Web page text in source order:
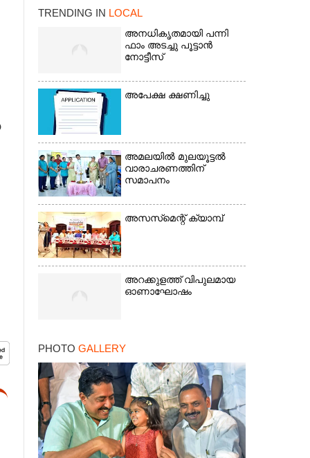
TRENDING IN LOCAL
അനധികൃതമായി പന്നി
ഫാം അടച്ചു പൂട്ടാൻ
നോട്ടീസ്
അപേക്ഷ ക്ഷണിച്ചു
അമലയിൽ മുലയൂട്ടൽ
വാരാചരണത്തിന്
സമാപനം
അസസ്‌മെന്റ് ക്യാമ്പ്
അറക്കുളത്ത് വിപുലമായ
ഓണാഘോഷം
PHOTO GALLERY
×